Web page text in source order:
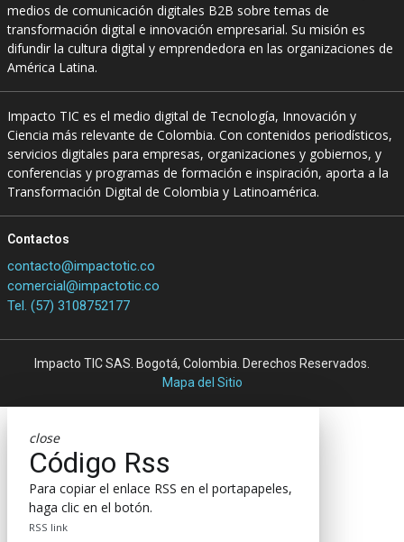
medios de comunicación digitales B2B sobre temas de
transformación digital e innovación empresarial. Su misión es
difundir la cultura digital y emprendedora en las organizaciones de
América Latina.
Impacto TIC es el medio digital de Tecnología, Innovación y
Ciencia más relevante de Colombia. Con contenidos periodísticos,
servicios digitales para empresas, organizaciones y gobiernos, y
conferencias y programas de formación e inspiración, aporta a la
Transformación Digital de Colombia y Latinoamérica.
Contactos
contacto@impactotic.co
comercial@impactotic.co
Tel. (57) 3108752177
Impacto TIC SAS. Bogotá, Colombia. Derechos Reservados.
Mapa del Sitio
close
Código Rss
Para copiar el enlace RSS en el portapapeles,
haga clic en el botón.
RSS link